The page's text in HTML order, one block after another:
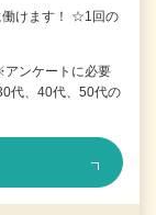
働けます！ ☆1回の
ンケートに必要
代、40代、50代の